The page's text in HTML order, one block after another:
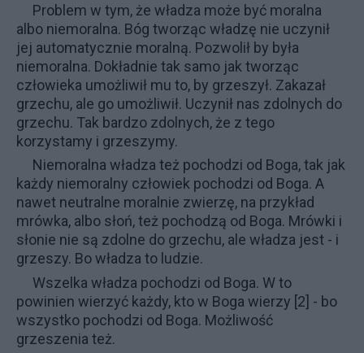
Problem w tym, że władza może być moralna
albo niemoralna. Bóg tworząc władzę nie uczynił
jej automatycznie moralną. Pozwolił by była
niemoralna. Dokładnie tak samo jak tworząc
człowieka umożliwił mu to, by grzeszył. Zakazał
grzechu, ale go umożliwił. Uczynił nas zdolnych do
grzechu. Tak bardzo zdolnych, że z tego
korzystamy i grzeszymy.
Niemoralna władza też pochodzi od Boga, tak jak
każdy niemoralny człowiek pochodzi od Boga. A
nawet neutralne moralnie zwierzę, na przykład
mrówka, albo słoń, też pochodzą od Boga. Mrówki i
słonie nie są zdolne do grzechu, ale władza jest - i
grzeszy. Bo władza to ludzie.
Wszelka władza pochodzi od Boga. W to
powinien wierzyć każdy, kto w Boga wierzy [2] - bo
wszystko pochodzi od Boga. Możliwość
grzeszenia też.